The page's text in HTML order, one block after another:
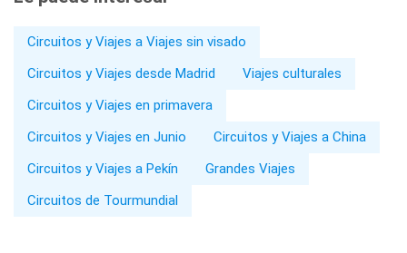
Circuitos y Viajes a Viajes sin visado
Circuitos y Viajes desde Madrid
Viajes culturales
Circuitos y Viajes en primavera
Circuitos y Viajes en Junio
Circuitos y Viajes a China
Circuitos y Viajes a Pekín
Grandes Viajes
Circuitos de Tourmundial